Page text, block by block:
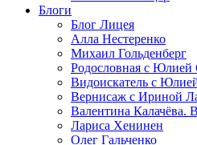
Блоги
Блог Лицея
Алла Нестеренко
Михаил Гольденберг
Родословная с Юлией
Видоискатель с
Вернисаж с Ириной
Валентина Калачёва.
Лариса Хенинен
Олег Гальченко